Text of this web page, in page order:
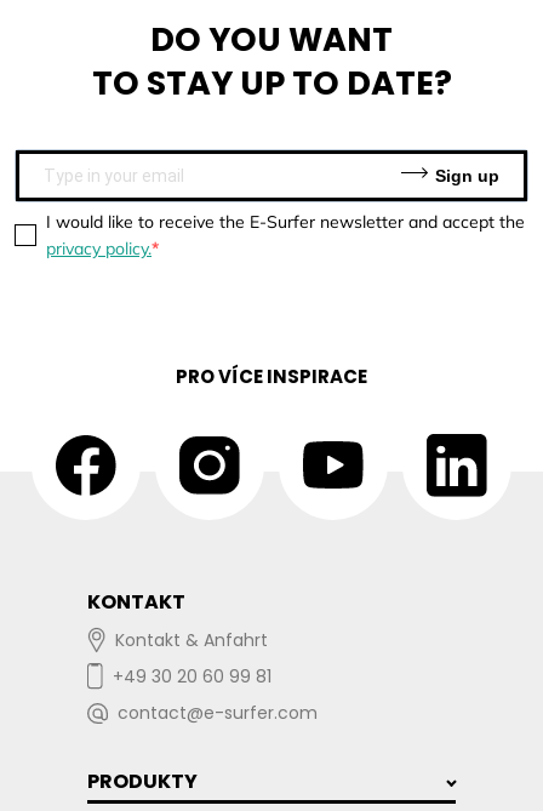
DO YOU WANT
TO STAY UP TO DATE?
I would like to receive the E-Surfer newsletter and accept the
privacy policy.
Sign up
PRO VÍCE INSPIRACE
KONTAKT
Kontakt & Anfahrt
+49 30 20 60 99 81
contact@e-surfer.com
PRODUKTY